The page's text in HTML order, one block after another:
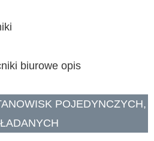
POJEDYNCZYCH,